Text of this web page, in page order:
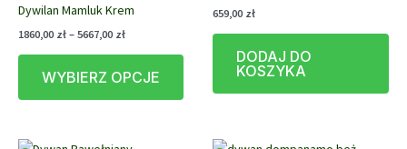
Dywilan Mamluk Krem
1860,00 zł – 5667,00 złZakres
1860,00 zł
WYBIERZ OPCJE
Ten
ma
wariantów.
659,00 zł
DODAJ DO
KOSZYKA